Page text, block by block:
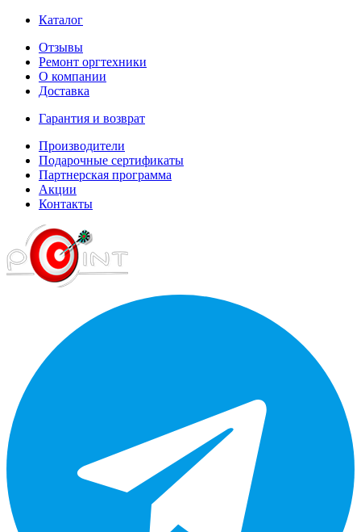
Каталог
Отзывы
Ремонт оргтехники
О компании
Доставка
Гарантия и возврат
Производители
Подарочные сертификаты
Партнерская программа
Акции
Контакты